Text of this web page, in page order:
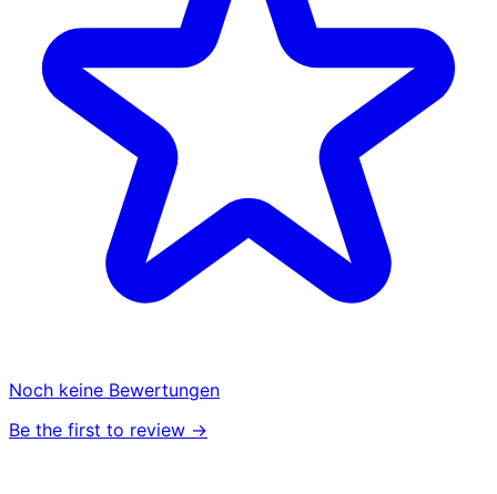
Noch keine Bewertungen
Be the first to review →